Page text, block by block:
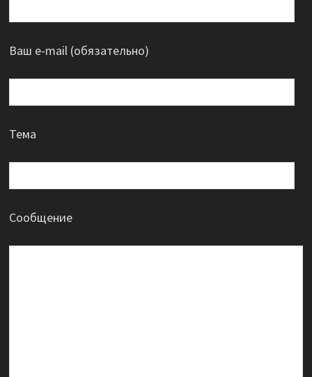
Ваш e-mail (обязательно)
Тема
Сообщение